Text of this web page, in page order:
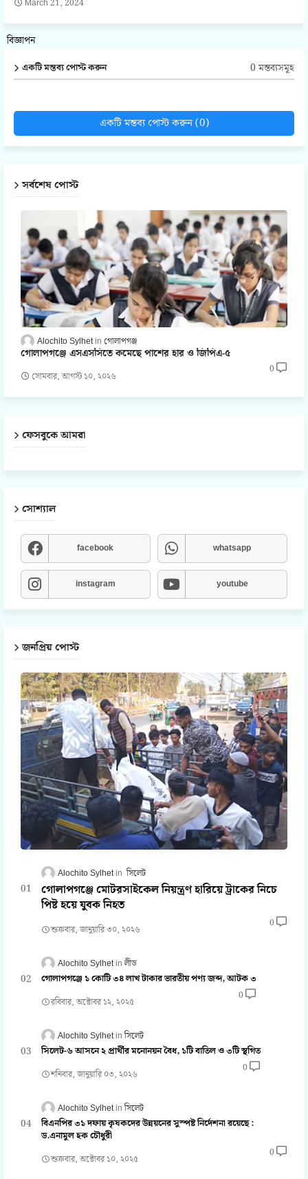
March 21, 2024
বিজ্ঞাপন
একটি মন্তব্য পোস্ট করুন 0 মন্তব্যসমূহ
একটি মন্তব্য পোস্ট করুন (0)
সর্বশেষ পোস্ট
Alochito Sylhet গোলাপগঞ্জ
গোলাপগঞ্জে এসএসসিতে কমেছে পাশের হার ও জিপিএ-৫
সোমবার, আগস্ট ১০, ২০২৬
0
ফেসবুকে আমরা
সোশ্যাল
facebook whatsapp
instagram youtube
জনপ্রিয় পোস্ট
Alochito Sylhet সিলেট
গোলাপগঞ্জে মোটরসাইকেল নিয়ন্ত্রণ হারিয়ে ট্রাকের নিচে
পিষ্ট হয়ে যুবক নিহত
শুক্রবার, জানুয়ারি ৩০, ২০২৬
0
Alochito Sylhet লীড
গোলাপগঞ্জে ১ কোটি ৩৪ লাখ টাকার ভারতীয় পণ্য জব্দ, আটক ৩
রবিবার, অক্টোবর ১২, ২০২৫
0
Alochito Sylhet সিলেট
সিলেট-৬ আসনে ২ প্রার্থীর মনোনয়ন বৈধ, ১টি বাতিল ও ৩টি স্থগিত
শনিবার, জানুয়ারি ০৩, ২০২৬
0
Alochito Sylhet সিলেট
বিএনপির ৩১ দফায় কৃষকদের উন্নয়নের সুস্পষ্ট নির্দেশনা রয়েছে :
ড.এনামুল হক চৌধুরী
শুক্রবার, অক্টোবর ১০, ২০২৫
0